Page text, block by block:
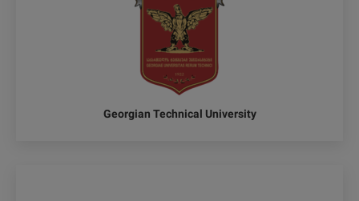
Georgian Technical University